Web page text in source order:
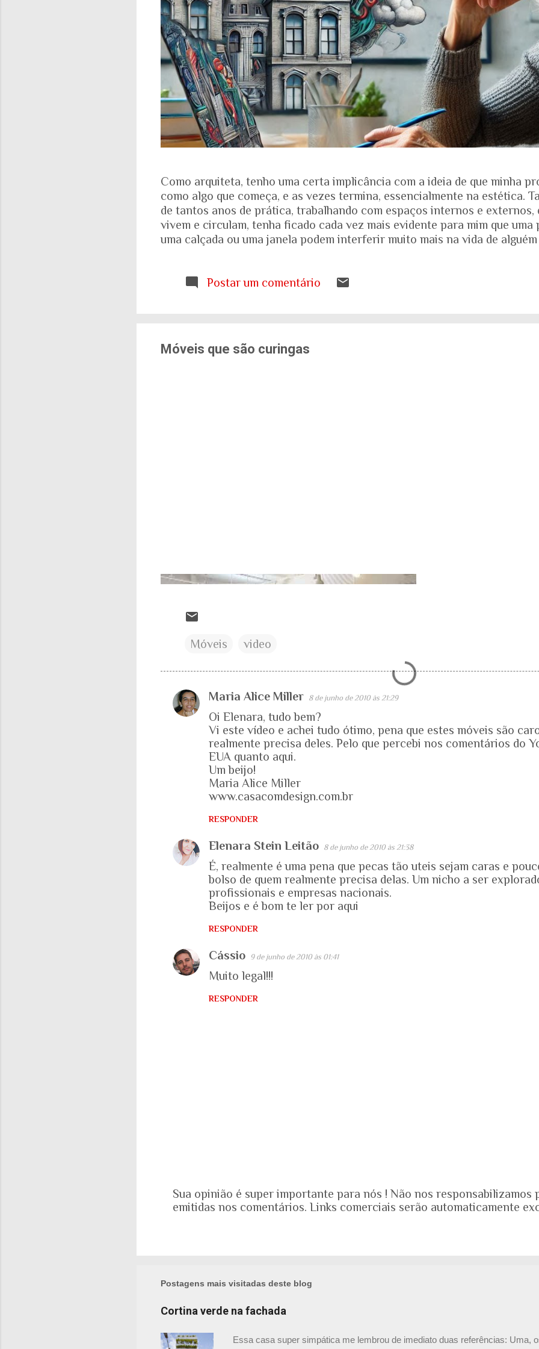
Como arquiteta, tenho uma certa implicância com a ideia de que minha
como algo que começa, e as vezes termina, essencialmente na estética.
de tantos anos de prática, trabalhando com espaços internos e externos,
vivem e circulam, tenha ficado cada vez mais evidente para mim que uma
uma calçada ou uma janela podem interferir muito mais na vida de
etária que aprendemos a desenhar nos livros de geografia já não
Postar um comentário
Móveis que são curingas
Móveis video
C
o
Maria Alice Miller 8 de junho de 2010 às 21:29
Oi Elenara, tudo bem?
Vi este vídeo e achei tudo ótimo, pena que estes móveis são
realmente precisa deles. Pelo que percebi nos comentários do
EUA quanto aqui.
Um beijo!
Maria Alice Miller
www.casacomdesign.com.br
RESPONDER
Elenara Stein Leitão 8 de junho de 2010 às 21:38
É, realmente é uma pena que pecas tão uteis sejam caras e
bolso de quem realmente precisa delas. Um nicho a ser
profissionais e empresas nacionais.
Beijos e é bom te ler por aqui
RESPONDER
Cássio 9 de junho de 2010 às 01:41
Muito legal!!!
RESPONDER
P
u
c
m
Sua opinião é super importante para nós ! Não nos responsabilizamos
emitidas nos comentários. Links comerciais serão automaticamente
Postagens mais visitadas deste blog
Cortina verde na fachada
Essa casa super simpática me lembrou de imediato duas referências: Uma,